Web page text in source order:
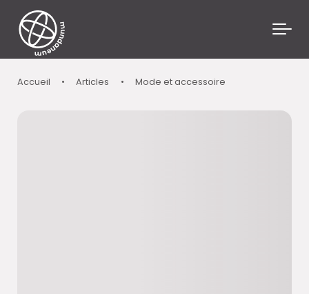
Skip to main content
Accueil • Articles • Mode et accessoire